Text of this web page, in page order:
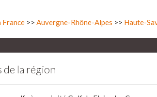
France >> Auvergne-Rhône-Alpes >> Haute-
la région